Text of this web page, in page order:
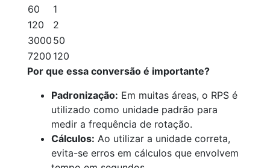
60
1
120
2
3000 50
7200 120
Por que essa conversão é importante?
Padronização: Em muitas áreas, o RPS é
utilizado como unidade padrão para
medir a frequência de rotação.
Cálculos: Ao utilizar a unidade correta,
evita-se erros em cálculos que envolvem